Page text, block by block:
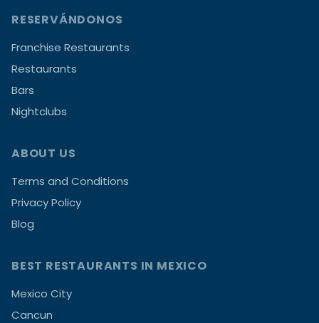
RESERVÁNDONOS
Franchise Restaurants
Restaurants
Bars
Nightclubs
ABOUT US
Terms and Conditions
Privacy Policy
Blog
BEST RESTAURANTS IN MEXICO
Mexico City
Cancun